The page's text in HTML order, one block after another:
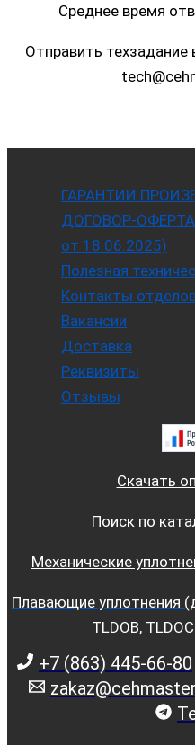
Среднее время
Отправить техзадание
ГАРАНТИИ
ДОГОВОР-
от 18.06.2025)
Полезная
Контакты
Вакансии
Доставка
Реквизиты
Отзывы
Скачать
Поиск по
Механические
Плавающие уплотнения
TLDOB,
+7 (863) 445-66-80